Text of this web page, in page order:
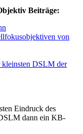
Beiträge:
von
kleinsten DSLM der
Eindruck des
dann ein KB-